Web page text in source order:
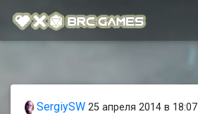
SergiySW 25 апреля 2014 в 18:07